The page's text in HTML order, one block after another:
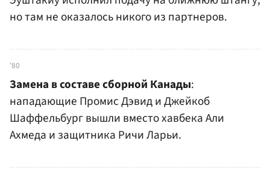
но там не оказалось никого из партнеров.
'80
Замена в составе сборной Канады:
нападающие Промис Дэвид и Джейкоб
Шаффельбург вышли вместо хавбека Али
Ахмеда и защитника Ричи Ларьи.